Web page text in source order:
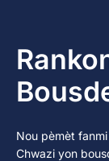
Nou pèmèt
Chwazi yon